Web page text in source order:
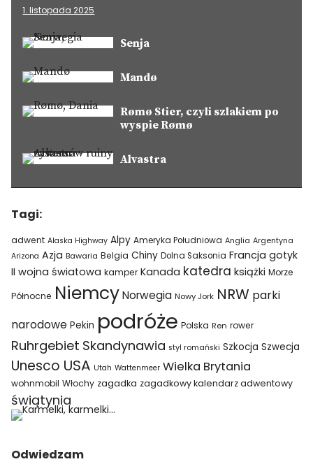
1. listopada 2025
Senja
Mandø
Rømø Stier, czyli szlakiem po
wyspie Rømø
Alvastra
Tagi:
adwent Alaska Highway Alpy Ameryka Południowa Anglia Argentyna
Arizona Azja Bawaria Belgia Chiny Dolna Saksonia Francja gotyk
II wojna światowa kamper Kanada katedra książki Morze
Północne Niemcy Norwegia Nowy Jork NRW parki
narodowe Pekin podróże Polska Ren rower
Ruhrgebiet Skandynawia styl romański Szkocja Szwecja
Unesco USA Utah Wattenmeer Wielka Brytania
wohnmobil Włochy zagadka zagadkowy kalendarz adwentowy
świątynia
Odwiedzam